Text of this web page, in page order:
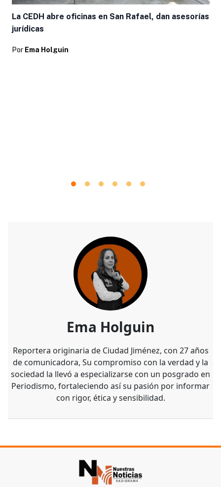
La CEDH abre oficinas en San Rafael, dan asesorías
jurídicas
Por Ema Holguin
Ema Holguin
Reportera originaria de Ciudad Jiménez, con 27 años
de comunicadora, Su compromiso con la verdad y la
sociedad la llevó a especializarse con un posgrado en
Periodismo, fortaleciendo así su pasión por informar
con rigor, ética y sensibilidad.